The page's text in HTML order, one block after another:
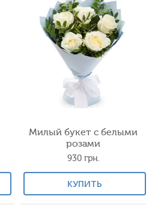
Милый букет с белыми
розами
930 грн.
КУПИТЬ